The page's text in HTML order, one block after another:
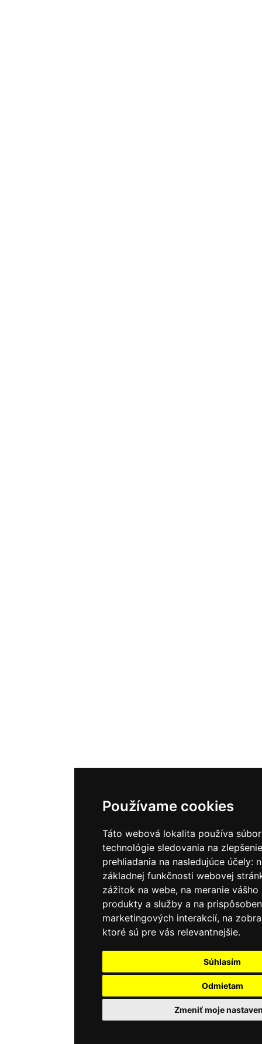
Používame cookies
Táto webová lokalita používa
technológie sledovania na
prehliadania na nasledujúce účely:
základnej funkčnosti webovej
zážitok na webe, na meranie
produkty a služby a na
marketingových interakcií, na
ktoré sú pre vás relevantnejšie.
Súhlasím
Odmietam
Zmeniť moje